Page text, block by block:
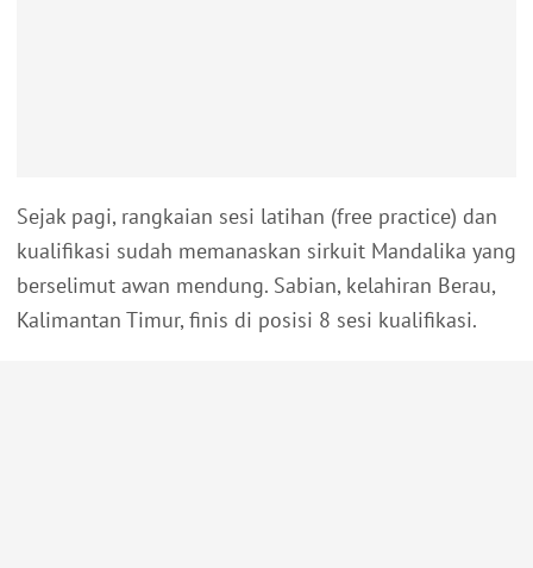
Sejak pagi, rangkaian sesi latihan (free practice) dan
kualifikasi sudah memanaskan sirkuit Mandalika yang
berselimut awan mendung. Sabian, kelahiran Berau,
Kalimantan Timur, finis di posisi 8 sesi kualifikasi.